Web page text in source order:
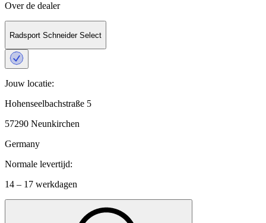
Over de dealer
Radsport Schneider Select
Jouw locatie:
Hohenseelbachstraße 5
57290 Neunkirchen
Germany
Normale levertijd:
14 – 17 werkdagen